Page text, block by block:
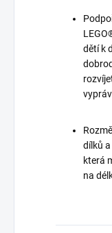
dětí k
dílků
která
na